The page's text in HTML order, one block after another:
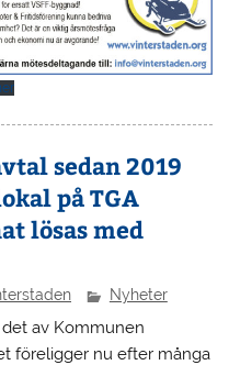
sedan 2019
på TGA
lösas med
Nyheter
av Kommunen
föreligger nu efter många